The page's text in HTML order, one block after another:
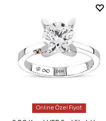
Online Özel Fiyat